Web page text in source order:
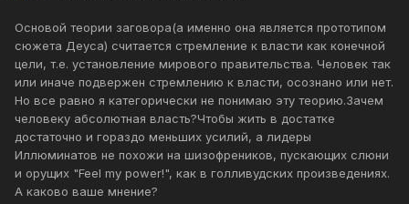
Основой теории заговора(а именно она является прототипом
сюжета Деуса) считается стремление к власти как конечной
цели, т.е. установление мирового правительства. Человек так
или иначе подвержен стремлению к власти, осознано или нет.
Но все равно я категорически не понимаю эту теорию.Зачем
человеку абсолютная власть?Чтобы жить в достатке
достаточно и гораздо меньших усилий, а лидеры
Иллюминатов не похожи на шизофреников, пускающих слюни
и орущих "Feel my power!", как в голливудских произведениях.
А каково ваше мнение?